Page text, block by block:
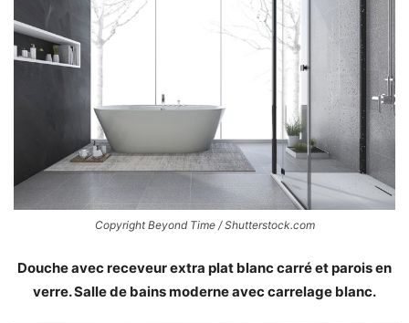
Copyright Beyond Time / Shutterstock.com
Douche avec receveur extra plat blanc carré et parois en
verre. Salle de bains moderne avec carrelage blanc.